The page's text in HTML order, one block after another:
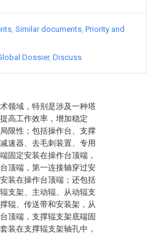
领域，特别是涉及一种塔
高工作效率，增加稳定
限性；包括操作台、支撑
速器、去毛刺装置、专用
固定安装在操作台顶端，
顶端，第一连接轴穿过安
装在操作台顶端；还包括
支架、主动辊、从动辊支
辊、传送带和安装架，从
顶端，支撑辊支架底端固
装在支撑辊支架轴孔中，
Similar documents Priority and
Dossier Discuss